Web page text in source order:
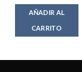
AÑADIR AL
CARRITO